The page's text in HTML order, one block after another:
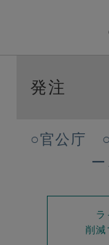
発注
○官公庁
ラ
削減